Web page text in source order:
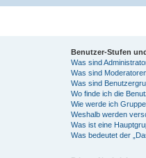
Benutzer-Stufen
Was sind
Was sind
Was sind
Wo finde ich die
Wie werde ich
Weshalb werden
Was ist eine
Was bedeutet der